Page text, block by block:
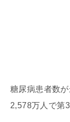
糖尿病患者数
2,578万人で第3